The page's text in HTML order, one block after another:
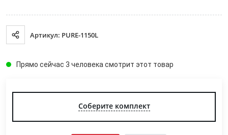
Артикул: PURE-1150L
Прямо сейчас 3 человека смотрит этот товар
Соберите комплект